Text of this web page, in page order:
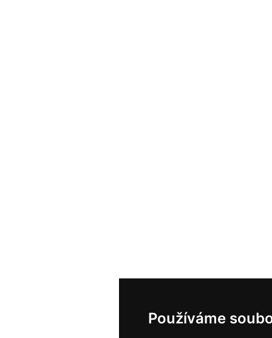
Používáme